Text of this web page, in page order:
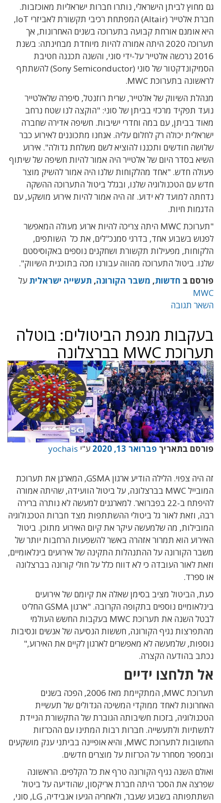
גם מחוץ לביתן הישראלי, נותרו חברות ישראליות מאוכזבות.
חברת אלטייר (Altair) המפתחת רכיבי תקשורת לאביזרי IoT,
היא אומנם אורחת קבועה בתערוכה בשנים האחרונות, אך
תערוכה 2020 היתה אמורה להיות מיוחדת מבחינתה: בשנת
2016 נרכשה אלטייר על-ידי סוני, והשנה תכננה חטיבת
הסמיקונדקטור של סוני (Sony Semiconductor) להשתתף
לראשונה בתערוכת MWC.
מנהלת השיווק של אלטייר, שרית רוזנטל, סיפרה שלאלטייר
נועד תפקיד מרכזי בביתן של סוני: "הוקצה לנו שטח נרחב
מאוד בביתן, עם במה וחדרי ישיבות. חשיפה אדירה שחברה
ישראלית יכולה רק לחלום עליה. אנחנו מתכוננים לאירוע כבר
שלושה חודשים ותכננו להוציא לשם משלחת גדולה". אירוע
השיא בסדר היום של אלטייר היה אמור להיות חשיפה של שיתוף
פעולה חדש. "אחד מהלקוחות שלנו היה אמור להשיק מוצר
חדש עם הטכנולוגיה שלנו, ובגלל ביטול התערוכה ההשקה
נדחתה למועד לא ידוע. זה היה אמור להיות אירוע מושקע, עם
הדגמות חיות.
"תערוכת MWC היתה צריכה להיות ארוע מעולה המאפשר
לפגוש בשבוע אחד, בדרגי סמנכ"לים, את כל השותפים,
הלקוחות, מפעילות תקשורת ושחקנים נוספים באקוסיסטם
שלנו. ביטול התערוכה מהווה עבורנו מכה בתוכנית השיווק".
פורסם ב חדשות, משבר הקורונה, תעשייה ישראלית על
MWC
השאר תגובה
בעקבות מגפת הביטולים: בוטלה
תערוכת MWC בברצלונה
פורסם בתאריך פברואר 13, 2020 ע"י yochais
זה היה צפוי. הלילה הודיע ארגון GSMA, המארגן את תערוכת
המובייל MWC בברצלונה, על ביטול הוועידה, שהיתה אמורה
להיפתח ב-22 בפברואר. למארגנים למעשה לא נותרה ברירה
רבה, וזאת לאור גל ביטולי ההשתתפות מצד חברות הטכנולוגיה
המובילות, מה שלמעשה עיקר את קיום האירוע מתוכן. ביטול
האירוע הוא תמרור אזהרה באשר להשפעות הרחבות יותר של
משבר הקורונה על ההתנהלות התקינה של אירועים בינלאומיים,
וזאת לאור העובדה כי לא דווח כלל על חולי קורונה בברצלונה
או ספרד.
כעת, הביטול מציב בסימן שאלה את קיומם של אירועים
בינלאומיים נוספים בתקופה הקרובה. "ארגון GSMA החליט
לבטל השנה את תערוכת MWC בעקבות החשש העולמי
מהתפרצות נגיף הקורונה, חששות הנסיעה של אנשים ונסיבות
נוספות, שלמעשה לא מאפשרים לארגון לקיים את האירוע,"
נכתב בהודעה הקצרה.
אל תלחצו ידיים
תערוכת MWC, המתקיימת מאז 2006, הפכה בשנים
האחרונות לאחד ממוקדי המשיכה הגדולים של תעשיית
הטכנולוגיה, בזכות חשיבותה הגוברת של התקשורת הניידת
לתשתיות ולתעשייה. חברות רבות המתינו עם ההכרזות
החשובות לתערוכת MWC, והיא אופיינה בביתני ענק מושקעים
ובמספר מסחרר על הכרזות על מוצרים חדשים.
ואולם השנה נגיף הקורונה טרף את כל הקלפים. הראשונה
שפרצה את הסכר היתה חברת אריקסון, שהודיעה על ביטול
השתתפותה בשבוע שעבר, ולאחריה הגיעו אנבידיה, LG, סוני,